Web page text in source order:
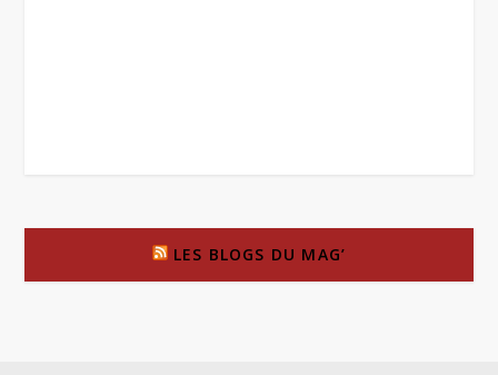
LES BLOGS DU MAG’